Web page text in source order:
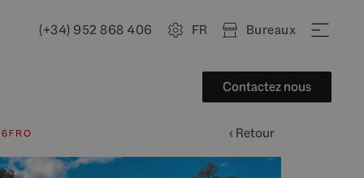
(+34) 952 868 406 FR Bureaux
Contactez nous
‹ Retour